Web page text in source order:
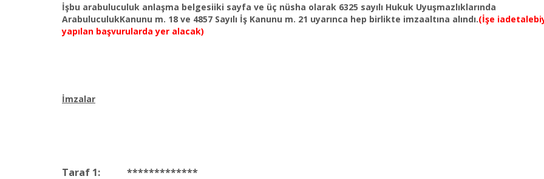
İşbu arabuluculuk anlaşma belgesiiki sayfa ve üç nüsha olarak 6325 sayılı Hukuk Uyuşmazlıklarında
ArabuluculukKanunu m. 18 ve 4857 Sayılı İş Kanunu m. 21 uyarınca hep birlikte imzaaltına alındı.(İşe
yapılan başvurularda yer alacak)
İmzalar
Taraf 1: *************